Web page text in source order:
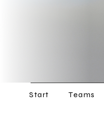
Start Teams